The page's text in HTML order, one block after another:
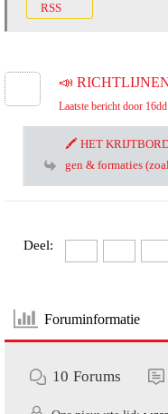
RSS
📣
Laatste bericht door
🖍️ HET
gen & formaties
Deel:
Foruminformatie
10 Forums